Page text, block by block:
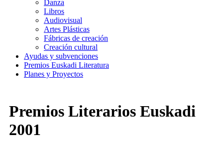
Danza
Libros
Audiovisual
Artes Plásticas
Fábricas de creación
Creación cultural
Ayudas y subvenciones
Premios Euskadi Literatura
Planes y Proyectos
Premios Literarios Euskadi
2001